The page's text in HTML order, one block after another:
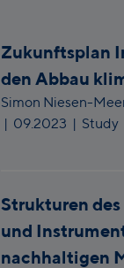
Zukunftsplan
den Abbau
Simon Niesen-
| 09.2023 | Study
Strukturen
und
nachhaltigen